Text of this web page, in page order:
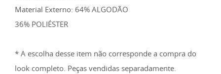
Material Externo: 64% ALGODÃO
36% POLIÉSTER
* A escolha desse item não corresponde a compra do
look completo. Peças vendidas separadamente.